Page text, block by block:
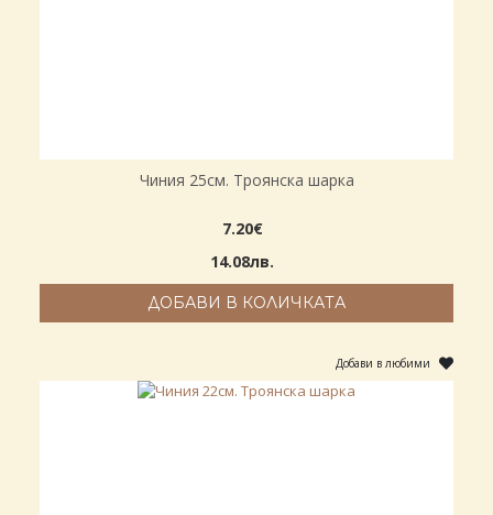
Чиния 25см. Троянска шарка
7.20€
14.08лв.
ДОБАВИ В КОЛИЧКАТА
Добави в любими